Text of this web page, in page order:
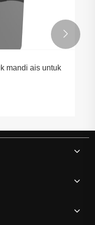
mandi ais untuk
